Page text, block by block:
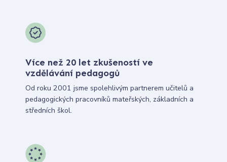
Více než 20 let zkušeností ve
vzdělávání pedagogů
Od roku 2001 jsme spolehlivým partnerem učitelů a
pedagogických pracovníků mateřských, základních a
středních škol.